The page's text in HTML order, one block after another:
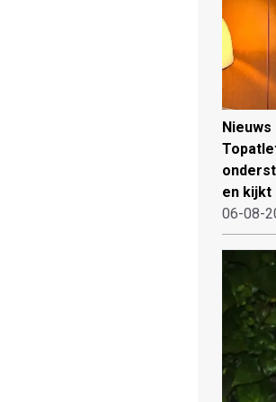
Nieuws
en kijkt
06-08-